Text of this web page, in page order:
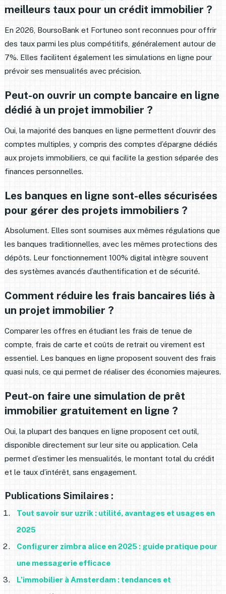
meilleurs taux pour un crédit immobilier ?
En 2026, BoursoBank et Fortuneo sont reconnues pour offrir
des taux parmi les plus compétitifs, généralement autour de
7%. Elles facilitent également les simulations en ligne pour
prévoir ses mensualités avec précision.
Peut-on ouvrir un compte bancaire en ligne
dédié à un projet immobilier ?
Oui, la majorité des banques en ligne permettent d’ouvrir des
comptes multiples, y compris des comptes d’épargne dédiés
aux projets immobiliers, ce qui facilite la gestion séparée des
finances personnelles.
Les banques en ligne sont-elles sécurisées
pour gérer des projets immobiliers ?
Absolument. Elles sont soumises aux mêmes régulations que
les banques traditionnelles, avec les mêmes protections des
dépôts. Leur fonctionnement 100% digital intègre souvent
des systèmes avancés d’authentification et de sécurité.
Comment réduire les frais bancaires liés à
un projet immobilier ?
Comparer les offres en étudiant les frais de tenue de
compte, frais de carte et coûts de retrait ou virement est
essentiel. Les banques en ligne proposent souvent des frais
quasi nuls, ce qui permet de réaliser des économies majeures.
Peut-on faire une simulation de prêt
immobilier gratuitement en ligne ?
Oui, la plupart des banques en ligne proposent cet outil,
disponible directement sur leur site ou application. Cela
permet d’estimer les mensualités, le montant total du crédit
et le taux d’intérêt, sans engagement.
Publications Similaires :
Tout savoir sur uzrik : utilité, avantages et usages en
2025
Configurer zimbra alice en 2025 : guide pratique pour
une messagerie efficace
L’immobilier à Amsterdam : tendances et